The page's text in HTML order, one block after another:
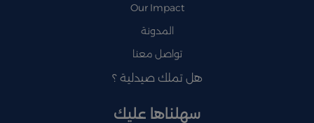
Our Impact
المدونة
تواصل معنا
هل تملك صيدلية ؟
سهلناها عليك